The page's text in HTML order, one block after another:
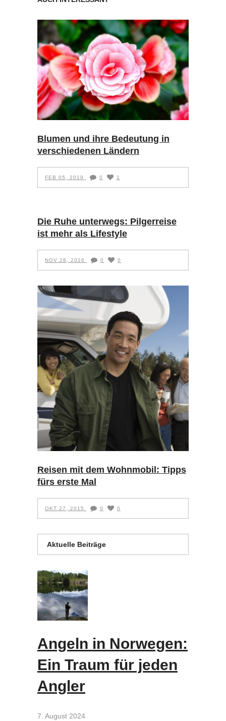
Blumen und ihre Bedeutung in
verschiedenen Ländern
FEB 05, 2019 0 1
Die Ruhe unterwegs: Pilgerreise
ist mehr als Lifestyle
NOV 28, 2016 0 0
Reisen mit dem Wohnmobil: Tipps
fürs erste Mal
OKT 27, 2015 0 0
Aktuelle Beiträge
Angeln in Norwegen:
Ein Traum für jeden
Angler
7. August 2024